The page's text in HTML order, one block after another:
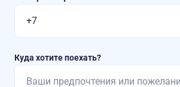
Куда хотите поехать?